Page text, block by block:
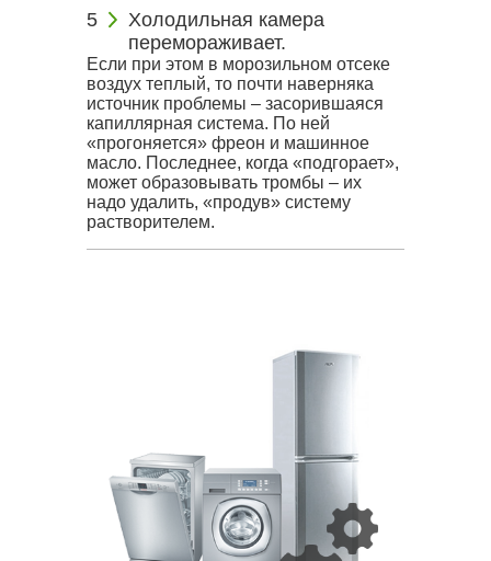
Холодильная камера
перемораживает.
Если при этом в морозильном отсеке
воздух теплый, то почти наверняка
источник проблемы – засорившаяся
капиллярная система. По ней
«прогоняется» фреон и машинное
масло. Последнее, когда «подгорает»,
может образовывать тромбы – их
надо удалить, «продув» систему
растворителем.